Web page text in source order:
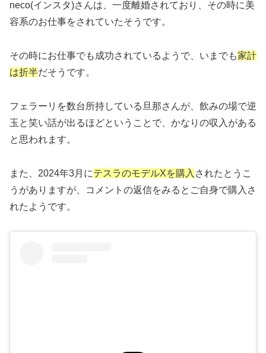
neco(インスタ)さんは、一度離婚されており、その時に美
容系のお仕事をされていたそうです。
その時にお仕事でも成功されているようで、いまでも家計
は折半だそうです。
フェラーリを数台所持している旦那さんが、飲みの場で逆
玉と笑い話が出るほどということで、かなりの収入がある
と思われます。
また、2024年3月にテスラのモデルXを購入 されたとうこ
うがありますが、コメントの返信をみるとご自身で購入さ
れたようです。